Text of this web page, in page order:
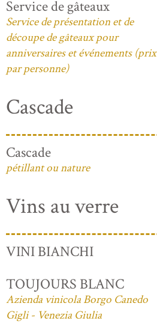
Service de gâteaux
Service de présentation et de
découpe de gâteaux pour
anniversaires et événements (prix
par personne)
Cascade
Cascade
pétillant ou nature
Vins au verre
VINI BIANCHI
TOUJOURS BLANC
Azienda vinicola Borgo Canedo
Gigli - Venezia Giulia